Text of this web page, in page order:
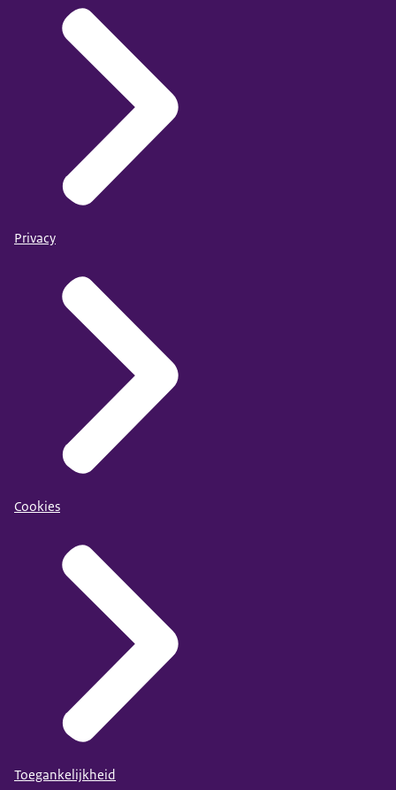
Privacy
Cookies
Toegankelijkheid